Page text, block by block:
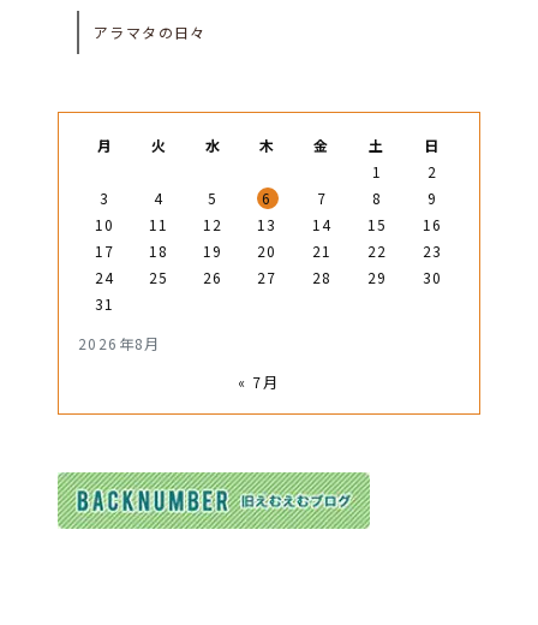
アラマタの日々
2026年8月
月 火 水 木 金 土
日
1
2
3
4 5 6 7 8
9
10
11 12 13 14 15
16
17
18 19 20 21 22
23
24
25 26 27 28 29
30
31
« 7月